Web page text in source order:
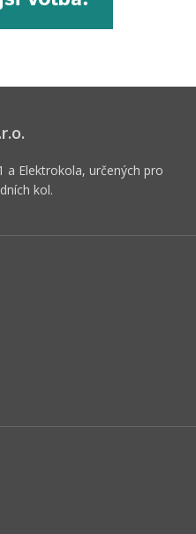
a Elektrokola, určených pro
kol.